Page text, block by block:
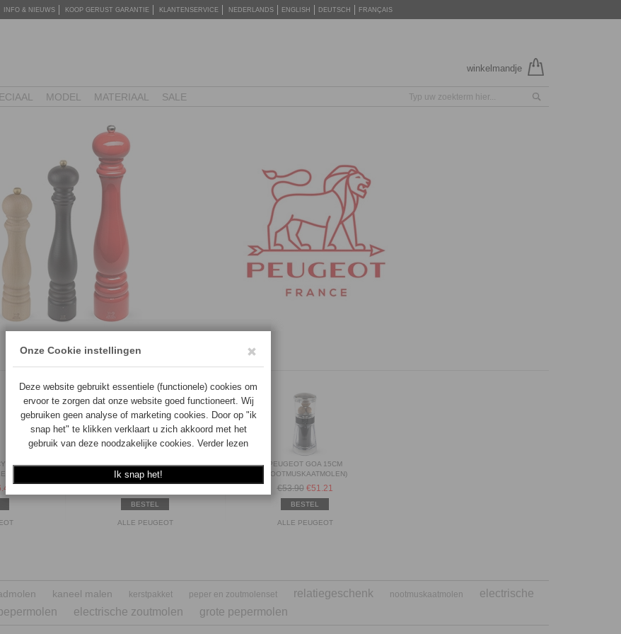
INFO & NIEUWS KOOP GERUST GARANTIE KLANTENSERVICE NEDERLANDS ENGLISH DEUTSCH FRANÇAIS
winkelmandje
MODEL MATERIAAL SALE
30CM
PEUGEOT PARIS CHEF U'SELECT
RVS 22CM (PEPERMOLEN)
BESTEL
ALLE PEUGEOT
PEUGEOT GOA 15CM
(NOOTMUSKAATMOLEN)
€53.90 €51.21
BESTEL
ALLE PEUGEOT
kaneel malen kerstpakket peper en zoutmolenset relatiegeschenk nootmuskaatmolen
electrische
electrische zoutmolen grote pepermolen